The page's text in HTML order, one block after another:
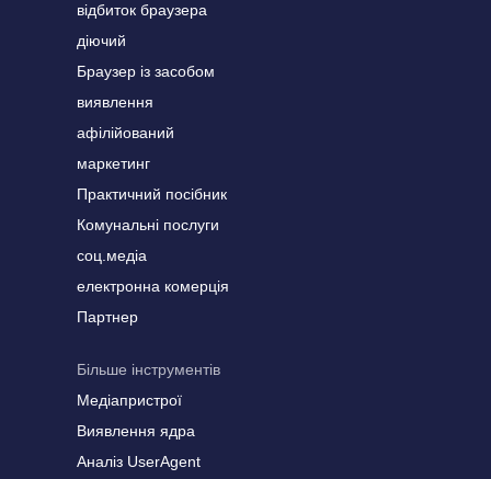
відбиток браузера
діючий
Браузер із засобом
виявлення
афілійований
маркетинг
Практичний посібник
Комунальні послуги
соц.медіа
електронна комерція
Партнер
Більше інструментів
Медіапристрої
Виявлення ядра
Аналіз UserAgent